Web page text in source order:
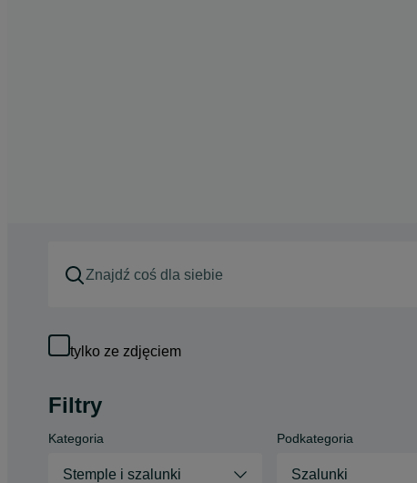
tylko ze zdjęciem
Filtry
Kategoria
Stemple i szalunki
Podkategoria
Szalunki